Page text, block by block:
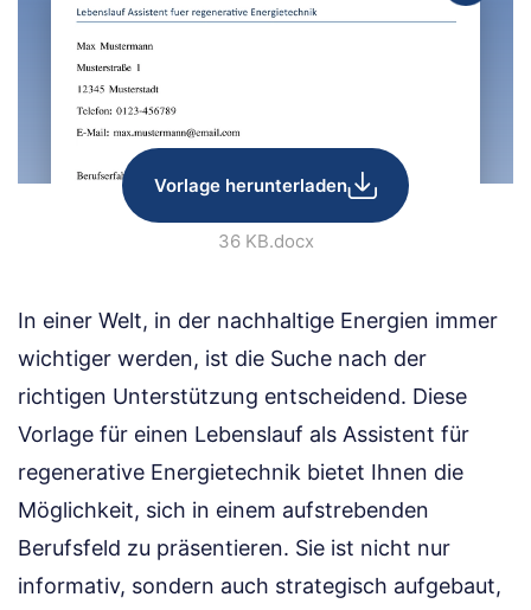
Vorlage herunterladen
36 KB.docx
In einer Welt, in der nachhaltige Energien immer
wichtiger werden, ist die Suche nach der
richtigen Unterstützung entscheidend. Diese
Vorlage für einen Lebenslauf als Assistent für
regenerative Energietechnik bietet Ihnen die
Möglichkeit, sich in einem aufstrebenden
Berufsfeld zu präsentieren. Sie ist nicht nur
informativ, sondern auch strategisch aufgebaut,